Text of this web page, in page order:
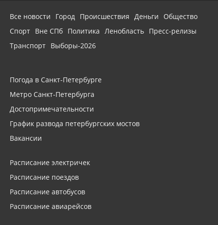
Все новости Город Происшествия Деньги
Общество
Спорт Вне СПб Политика Ленобласть Пресс-релизы
Транспорт Выборы-2026
Погода в Санкт-Петербурге
Метро Санкт-Петербурга
Достопримечательности
График развода петербургских мостов
Вакансии
Расписание электричек
Расписание поездов
Расписание автобусов
Расписание авиарейсов